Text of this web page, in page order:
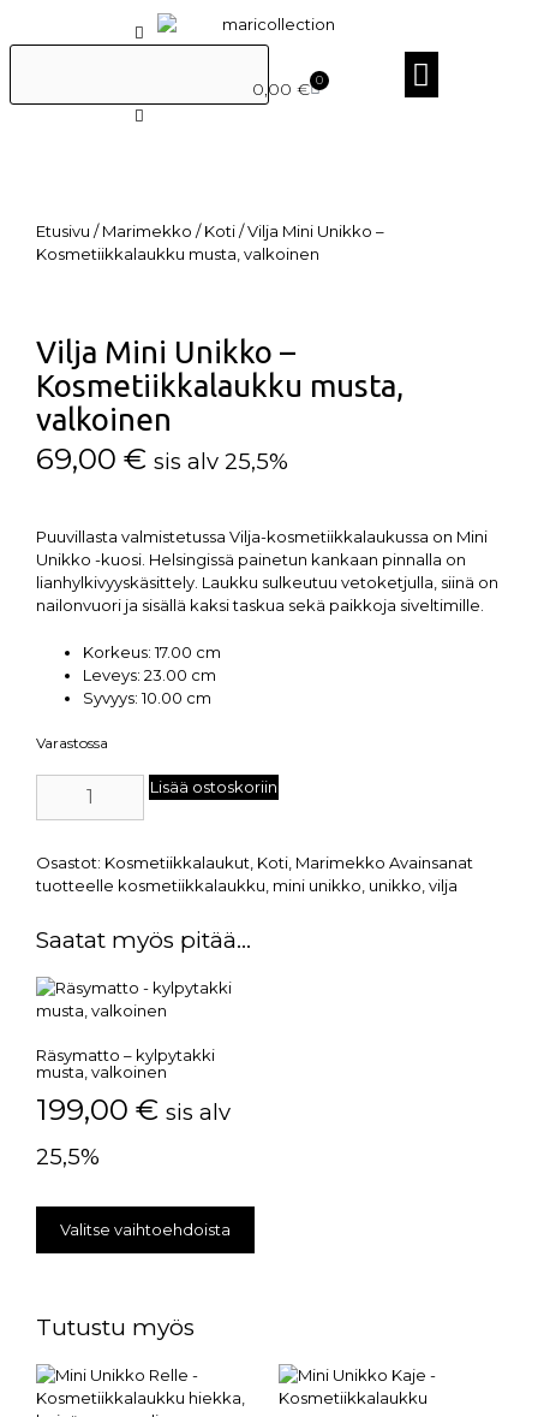
0,00 € 0
Etusivu /Marimekko /Koti/ Vilja Mini Unikko –
Kosmetiikkalaukku musta, valkoinen
Vilja Mini Unikko –
Kosmetiikkalaukku musta,
valkoinen
69,00 € sis alv 25,5%
Puuvillasta valmistetussa Vilja-kosmetiikkalaukussa on Mini
Unikko -kuosi. Helsingissä painetun kankaan pinnalla on
lianhylkivyyskäsittely. Laukku sulkeutuu vetoketjulla, siinä on
nailonvuori ja sisällä kaksi taskua sekä paikkoja siveltimille.
Korkeus: 17.00 cm
Leveys: 23.00 cm
Syvyys: 10.00 cm
Varastossa
Lisää ostoskoriin
Osastot: Kosmetiikkalaukut Koti Marimekko Avainsanat
tuotteelle kosmetiikkalaukku mini unikko unikko vilja
Saatat myös pitää...
Räsymatto – kylpytakki
musta, valkoinen
199,00 € sis alv
25,5%
Valitse vaihtoehdoista
Tutustu myös